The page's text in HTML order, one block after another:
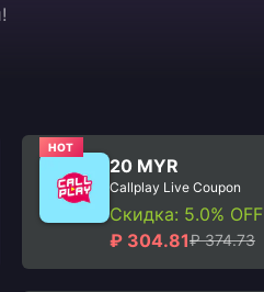
HOT
20 MYR
Callplay Live Coupon
Скидка: 5.0% OFF
₽ 304.81₽ 374.73